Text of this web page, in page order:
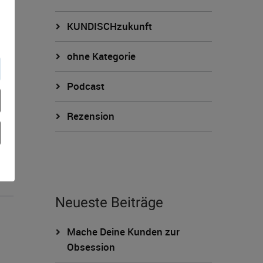
KUNDISCHzukunft
ohne Kategorie
Podcast
Rezension
Neueste Beiträge
Mache Deine Kunden zur
Obsession